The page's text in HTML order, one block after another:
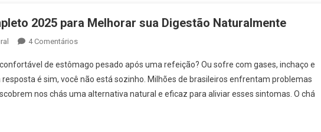
2025 para Melhorar sua Digestão Naturalmente
4 ComentáriosEm
Digestivo:
Guia
Completo
de estômago pesado após uma refeição? Ou sofre com gases, inchaço e
é sim, você não está sozinho. Milhões de brasileiros enfrentam problemas
nos chás uma alternativa natural e eficaz para aliviar esses sintomas. O chá